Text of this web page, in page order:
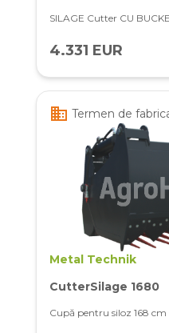
SILAGE Cutter CU
4.331 EUR
business Termen de
Metal Technik
CutterSilage 1680
Cupă pentru siloz 168 cm